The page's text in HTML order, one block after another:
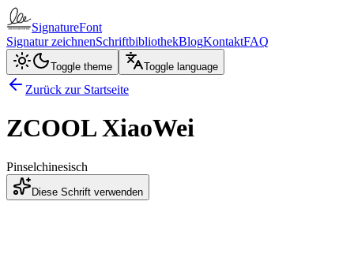
SignatureFont
Signatur zeichnenSchriftbibliothekBlogKontaktFAQ
Toggle theme Toggle language
Zurück zur Startseite
ZCOOL XiaoWei
Pinselchinesisch
Diese Schrift verwenden